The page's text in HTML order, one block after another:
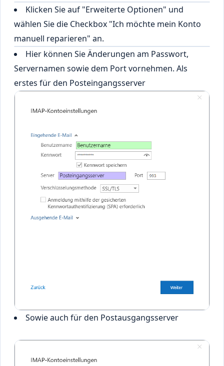
Klicken Sie auf "Erweiterte Optionen" und
wählen Sie die Checkbox "Ich möchte mein Konto
manuell reparieren" an.
Hier können Sie Änderungen am Passwort,
Servernamen sowie dem Port vornehmen. Als
erstes für den Posteingangsserver
Sowie auch für den Postausgangsserver